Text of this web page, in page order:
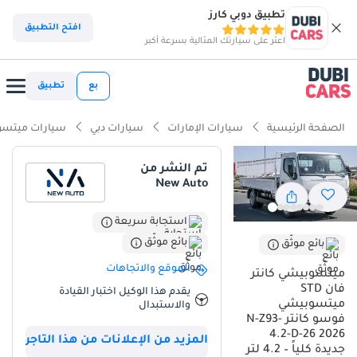
تطبيق دوبي كارز
اعثر على سيارتك المثالية بسرعة أكبر
افتح التطبيق
بع تطبيق
الصفحة الرئيسية سيارات الإمارات سيارات دبي سيارات
بائع موثّق
ميتسوبيشي كانتر
فان STD
ميتسوبيشي
فوسو كانتر N-Z93-
4.2-D-26 2026
جديدة كلياً – 4.2 لتر
تم النشر من
New Auto
استجابة سريعة
بائع موثّق
الموقع والاتجاهات
يقدم هذا الوكيل اختبار القيادة
والاستبدال
المزيد من الإعلانات من هذا التاجر
ذكاء دوبي كارز
ذكاء دوبيكارز
أقل انخفاض في القيمة في فئتها
أفضل اقتصاد في استهلاك الوقود في فئتها
أقل تكلفة تشغيل في فئتها
ملخص
تُعد Mitsubishi Canter لعام 2026 الخيار الأول والذكي للشركات والباحثين
عن شاحنة مهام شاقة تجمع بين الاعتمادية اليابانية الأسطورية وكفاءة
توفر هذه الشاحنة توازناً مثالياً بين القوة المطلوبة للأعمال اليومية